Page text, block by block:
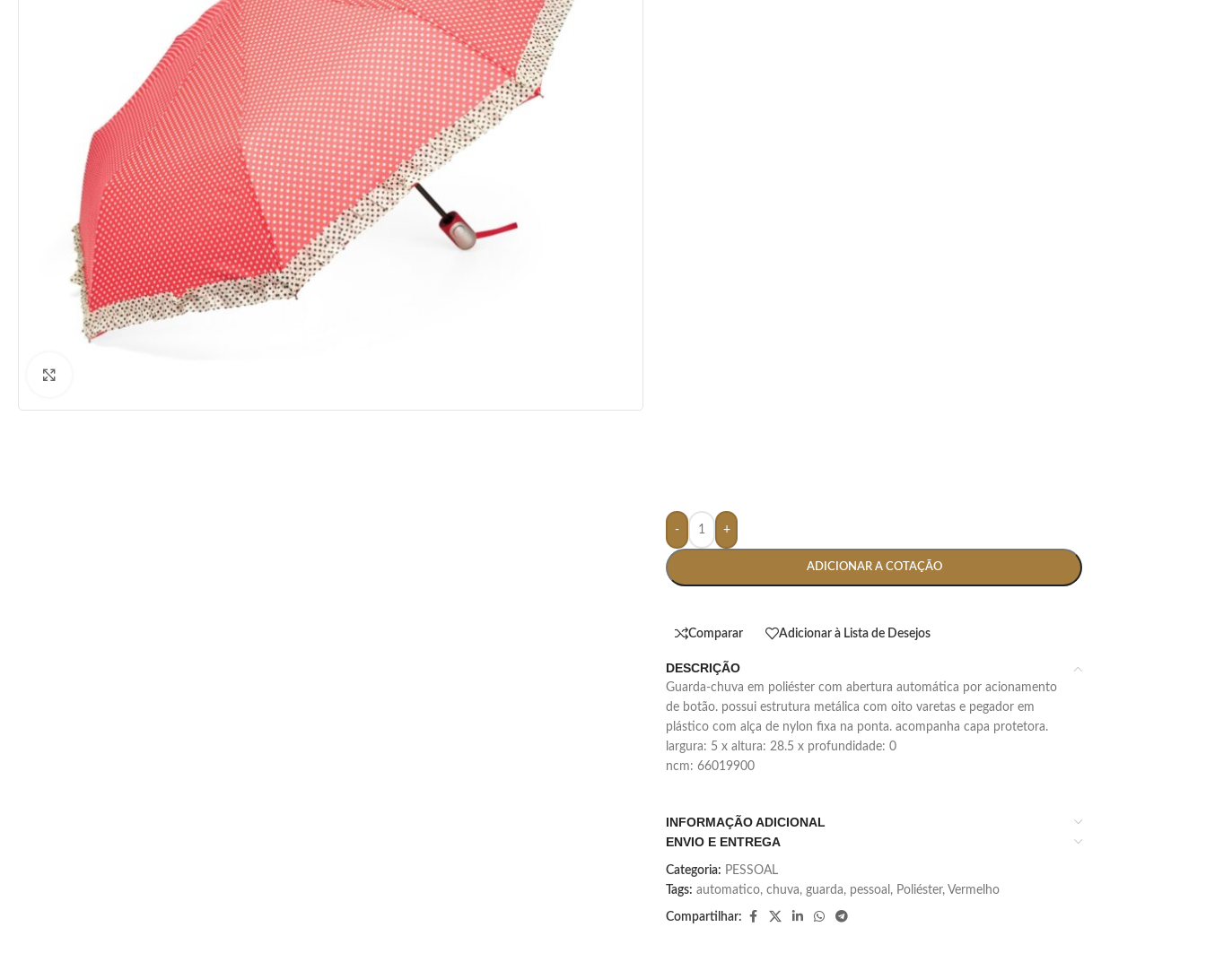
- +
ADICIONAR A COTAÇÃO
Comparar Adicionar à Lista de Desejos
DESCRIÇÃO
guarda-chuva em poliéster com abertura automática por acionamento
de botão. possui estrutura metálica com oito varetas e pegador em
plástico com alça de nylon fixa na ponta. acompanha capa protetora.
largura: 5 x altura: 28.5 x profundidade: 0
ncm: 66019900
INFORMAÇÃO ADICIONAL
ENVIO E ENTREGA
Categoria: PESSOAL
Tags: automatico, chuva, guarda, pessoal , Poliéster, Vermelho
Compartilhar: